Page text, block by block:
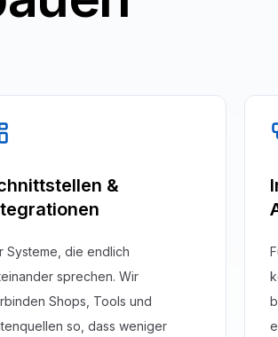
&
Systeme, die endlich
sprechen. Wir
Shops, Tools und
so, dass weniger